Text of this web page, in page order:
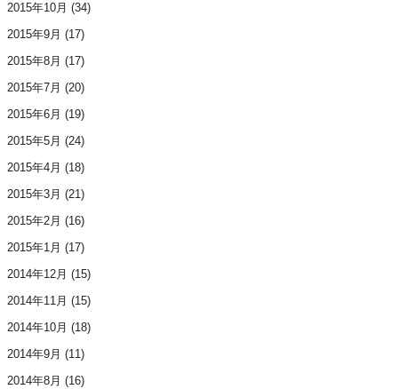
2015年10月 (34)
2015年9月 (17)
2015年8月 (17)
2015年7月 (20)
2015年6月 (19)
2015年5月 (24)
2015年4月 (18)
2015年3月 (21)
2015年2月 (16)
2015年1月 (17)
2014年12月 (15)
2014年11月 (15)
2014年10月 (18)
2014年9月 (11)
2014年8月 (16)